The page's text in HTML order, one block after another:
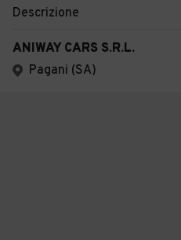
Descrizione
ANIWAY CARS S.R.L.
Pagani (SA)